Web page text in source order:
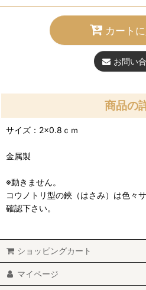
カート
お問い
商品の
サイズ：2×0.8ｃｍ
金属製
※動きません。
コウノトリ型の鋏（はさみ）は色々
確認下さい。
ショッピングカート
マイページ